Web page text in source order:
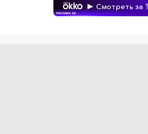
РЕКЛАМА 18+
Смотреть за 1